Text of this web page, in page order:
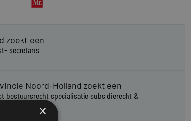
zoekt een
secretaris
Noord-Holland zoekt een
bestuursrecht specialisatie subsidierecht &
×